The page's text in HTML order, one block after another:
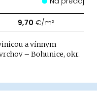
9,70 €/m²
a vínnym
– Bohunice, okr.